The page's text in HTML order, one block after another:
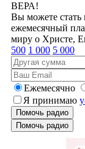
ВЕРА!
Вы можете стать
ежемесячный
миру о Христе,
500 1 000 5 000
Ежемесячно
Я принимаю
Помочь радио
Помочь радио